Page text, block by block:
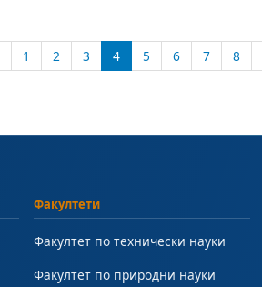
1 2 3 4 5 6 7 8
Факултети
Факултет по технически науки
Факултет по природни науки